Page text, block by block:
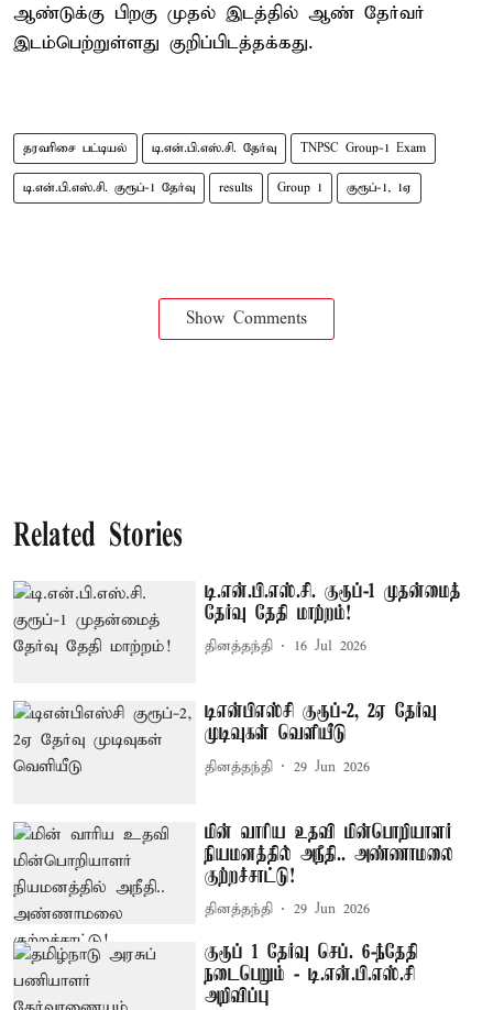
ஆண்டுக்கு பிறகு முதல் இடத்தில் ஆண் தேர்வர்
இடம்பெற்றுள்ளது குறிப்பிடத்தக்கது.
தரவரிசை பட்டியல் டி.என்.பி.எஸ்.சி. தேர்வு TNPSC Group-1 Exam
டி.என்.பி.எஸ்.சி. குரூப்-1 தேர்வு results Group 1 குரூப்-1, 1ஏ
Show Comments
Related Stories
டி.என்.பி.எஸ்.சி. குரூப்-1 முதன்மைத்
தேர்வு தேதி மாற்றம்!
தினத்தந்தி 16 Jul 2026
டிஎன்பிஎஸ்சி குரூப்-2, 2ஏ தேர்வு
முடிவுகள் வெளியீடு
தினத்தந்தி 29 Jun 2026
மின் வாரிய உதவி மின்பொறியாளர்
நியமனத்தில் அநீதி.. அண்ணாமலை
குற்றச்சாட்டு!
தினத்தந்தி 29 Jun 2026
குரூப் 1 தேர்வு செப். 6-ந்தேதி
நடைபெறும் - டி.என்.பி.எஸ்.சி
அறிவிப்பு